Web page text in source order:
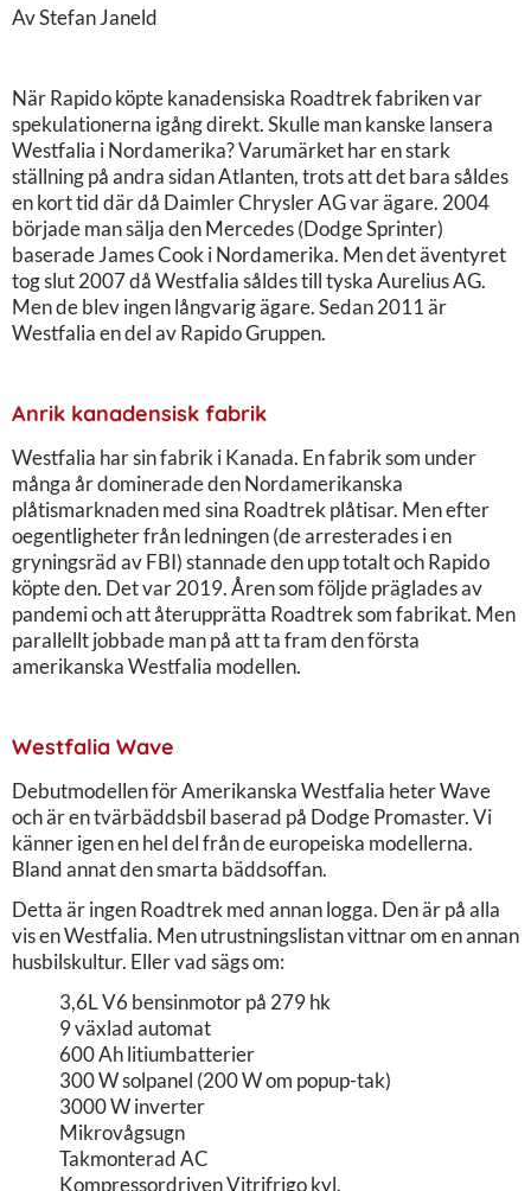
Av Stefan Janeld
När Rapido köpte kanadensiska Roadtrek fabriken var
spekulationerna igång direkt. Skulle man kanske lansera
Westfalia i Nordamerika? Varumärket har en stark
ställning på andra sidan Atlanten, trots att det bara såldes
en kort tid där då Daimler Chrysler AG var ägare. 2004
började man sälja den Mercedes (Dodge Sprinter)
baserade James Cook i Nordamerika. Men det äventyret
tog slut 2007 då Westfalia såldes till tyska Aurelius AG.
Men de blev ingen långvarig ägare. Sedan 2011 är
Westfalia en del av Rapido Gruppen.
Anrik kanadensisk fabrik
Westfalia har sin fabrik i Kanada. En fabrik som under
många år dominerade den Nordamerikanska
plåtismarknaden med sina Roadtrek plåtisar. Men efter
oegentligheter från ledningen (de arresterades i en
gryningsräd av FBI) stannade den upp totalt och Rapido
köpte den. Det var 2019. Åren som följde präglades av
pandemi och att återupprätta Roadtrek som fabrikat. Men
parallellt jobbade man på att ta fram den första
amerikanska Westfalia modellen.
Westfalia Wave
Debutmodellen för Amerikanska Westfalia heter Wave
och är en tvärbäddsbil baserad på Dodge Promaster. Vi
känner igen en hel del från de europeiska modellerna.
Bland annat den smarta bäddsoffan.
Detta är ingen Roadtrek med annan logga. Den är på alla
vis en Westfalia. Men utrustningslistan vittnar om en annan
husbilskultur. Eller vad sägs om:
3,6L V6 bensinmotor på 279 hk
9 växlad automat
600 Ah litiumbatterier
300 W solpanel (200 W om popup-tak)
3000 W inverter
Mikrovågsugn
Takmonterad AC
Kompressordriven Vitrifrigo kyl.